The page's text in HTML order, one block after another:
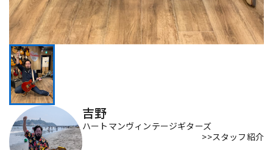
DJ機器 DTM
DTM オンライン納品
配信/ライブ機器
中古 ヴィンテージ
吉野
ハートマンヴィンテージギターズ
>>スタッフ紹介